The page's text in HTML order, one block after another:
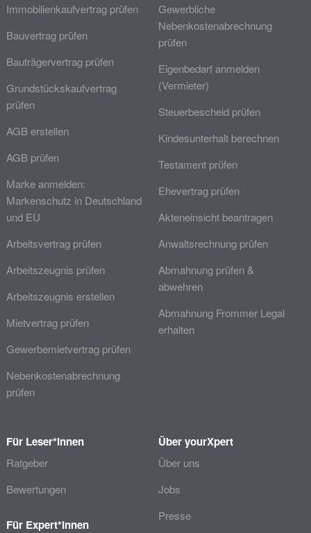
Immobilienkaufvertrag prüfen
Bauvertrag prüfen
Bauträgervertrag prüfen
Grundstückskaufvertrag
prüfen
AGB erstellen
AGB prüfen
Marke anmelden:
Markenschutz in Deutschland
und EU
Arbeitsvertrag prüfen
Arbeitszeugnis prüfen
Arbeitszeugnis erstellen
Mietvertrag prüfen
Gewerbemietvertrag prüfen
Nebenkostenabrechnung
prüfen
Gewerbliche
Nebenkostenabrechnung
prüfen
Eigenbedarf anmelden
(Vermieter)
Steuerbescheid prüfen
Kindesunterhalt berechnen
Testament prüfen
Ehevertrag prüfen
Akteneinsicht beantragen
Anwaltsrechnung prüfen
Abmahnung prüfen &
abwehren
Abmahnung Frommer Legal
erhalten
Für Leser*innen
Ratgeber
Bewertungen
Für Expert*innen
Über yourXpert
Über uns
Jobs
Presse